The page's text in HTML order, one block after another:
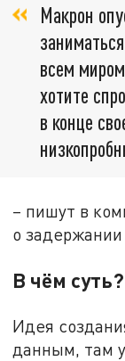
Макрон
всем
хотите
в конце
– пишут в
о
В чём суть?
Идея
данным, там